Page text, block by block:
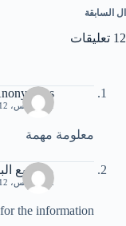
ال السابقة
12 تعليقات
1 أغسطس، 2012 | 10:50 ص
معلومة مهمة
مواضيع
2 أغسطس، 2012 | 1:00 م
the information 🙂